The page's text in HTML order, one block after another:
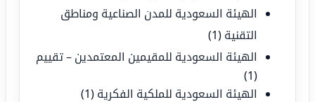
الهيئة السعودية للمدن الصناعية ومناطق
التقنية (1)
الهيئة السعودية للمقيمين المعتمدين – تقييم
(1)
الهيئة السعودية للملكية الفكرية (1)